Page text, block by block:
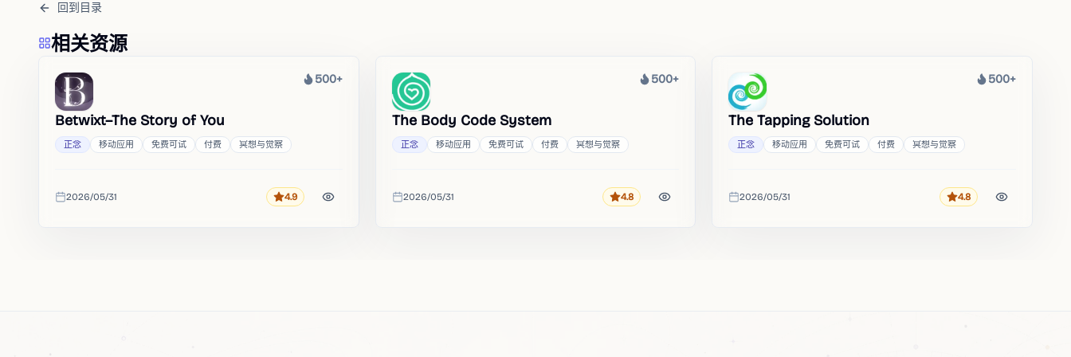
回到目录
相关资源
热度
500+
Betwixt–The Story of You
正念 移动应用 免费可试 付费 冥想与觉察
收录时间
2026/05/31 评分4.9
热度
500+
The Body Code System
正念 移动应用 免费可试 付费 冥想与觉察
收录时间
2026/05/31 评分4.8
热度
500+
The Tapping Solution
正念 移动应用 免费可试 付费 冥想与觉察
收录时间
2026/05/31 评分4.8